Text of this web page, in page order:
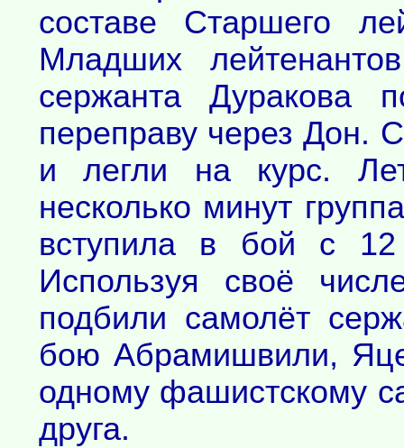
составе Старшего
Младших
сержанта Дуракова
переправу через Дон.
и легли на курс.
несколько минут
вступила в бой с 12
Используя своё
подбили самолёт
бою Абрамишвили,
одному фашистскому
друга.